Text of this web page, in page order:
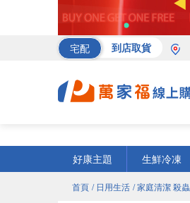
宅配 到店取貨
好康主題
生鮮冷凍
首頁 / 日用生活 / 家庭清潔 殺蟲